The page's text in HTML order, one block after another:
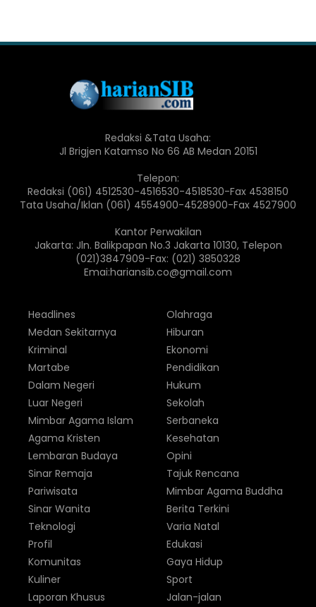
Redaksi &Tata Usaha:
Jl Brigjen Katamso No 66 AB Medan 20151
Telepon:
Redaksi (061) 4512530-4516530-4518530-Fax 4538150
Tata Usaha/Iklan (061) 4554900-4528900-Fax 4527900
Kantor Perwakilan
Jakarta: Jln. Balikpapan No.3 Jakarta 10130, Telepon
(021)3847909-Fax: (021) 3850328
Emai:hariansib.co@gmail.com
Headlines
Medan Sekitarnya
Kriminal
Martabe
Dalam Negeri
Luar Negeri
Olahraga
Hiburan
Ekonomi
Pendidikan
Hukum
Sekolah
Mimbar Agama Islam
Agama Kristen
Lembaran Budaya
Sinar Remaja
Pariwisata
Sinar Wanita
Serbaneka
Kesehatan
Opini
Tajuk Rencana
Mimbar Agama Buddha
Berita Terkini
Teknologi
Profil
Komunitas
Kuliner
Laporan Khusus
Varia Natal
Edukasi
Gaya Hidup
Sport
Jalan-jalan